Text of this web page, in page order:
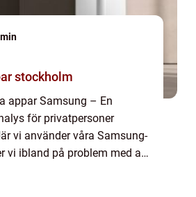
stockholm
appar Samsung – En
för privatpersoner
vi använder våra Samsung-
vi ibland på problem med att